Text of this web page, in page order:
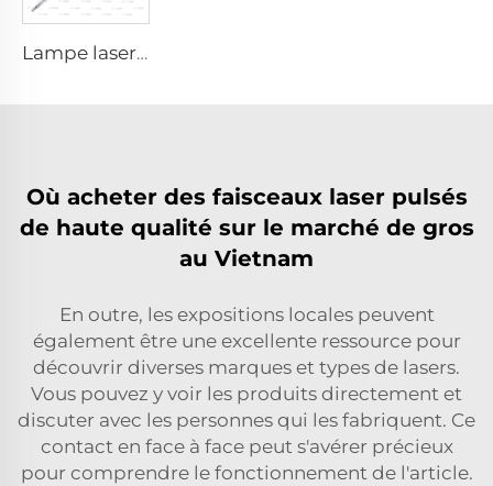
Lampe laser au xénon L4290 – 9×140×280 mm
Où acheter des faisceaux laser pulsés
de haute qualité sur le marché de gros
au Vietnam
En outre, les expositions locales peuvent
également être une excellente ressource pour
découvrir diverses marques et types de lasers.
Vous pouvez y voir les produits directement et
discuter avec les personnes qui les fabriquent. Ce
contact en face à face peut s'avérer précieux
pour comprendre le fonctionnement de l'article.